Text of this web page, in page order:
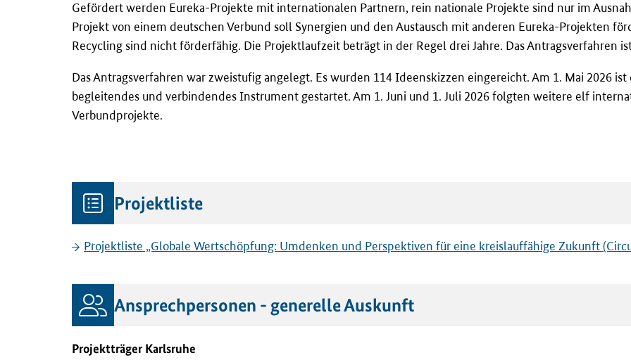
Gefördert werden Eureka-Projekte mit internationalen Partnern, rein nationale Projekte sind nur im
Projekt von einem deutschen Verbund soll Synergien und den Austausch mit anderen Eureka-Projekten
Recycling sind nicht förderfähig. Die Projektlaufzeit beträgt in der Regel drei Jahre. Das Antragsverfahren
Das Antragsverfahren war zweistufig angelegt. Es wurden 114 Ideenskizzen eingereicht. Am 1. Mai 2026
begleitendes und verbindendes Instrument gestartet. Am 1. Juni und 1. Juli 2026 folgten weitere elf
Verbundprojekte.
Projektliste
Projektliste „Globale Wertschöpfung: Umdenken und Perspektiven für eine kreislauffähige Zukunft
Ansprechpersonen - generelle Auskunft
Projektträger Karlsruhe